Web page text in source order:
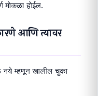
मोकळा होईल.
आणि त्यावर
नये म्हणून खालील चुका